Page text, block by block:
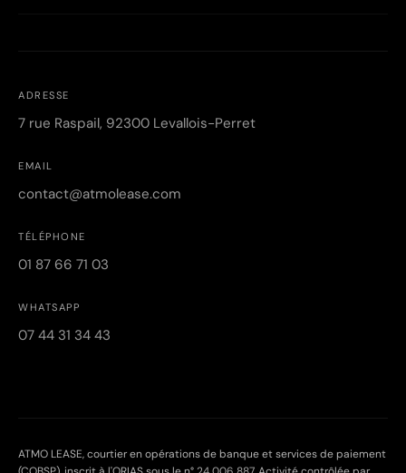
ADRESSE
7 rue Raspail, 92300 Levallois-Perret
EMAIL
contact@atmolease.com
TÉLÉPHONE
01 87 66 71 03
WHATSAPP
07 44 31 34 43
ATMO LEASE, courtier en opérations de banque et services de paiement